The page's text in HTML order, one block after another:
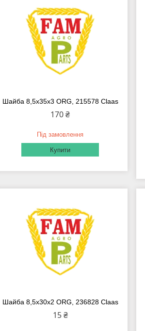
Шайба 8,5х35х3 ORG, 215578 Claas
170 ₴
Під замовлення
Купити
Шайба 8,5х30х2 ORG, 236828 Claas
15 ₴